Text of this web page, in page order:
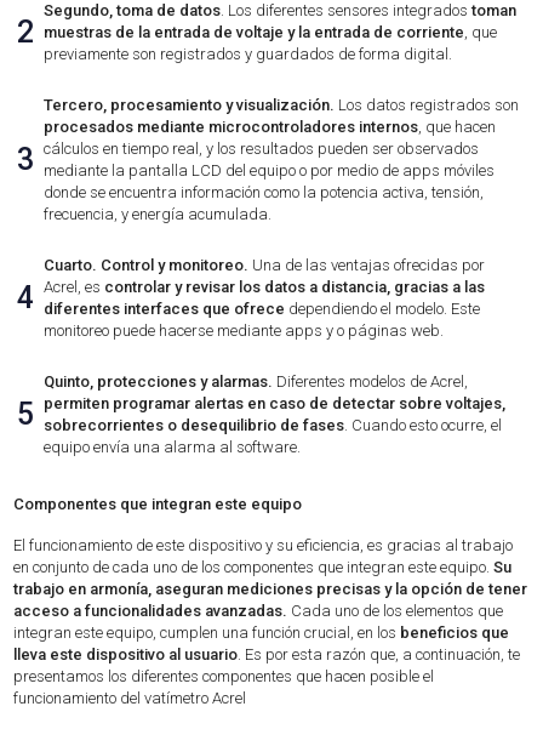
2
Segundo, toma de datos. Los diferentes sensores integrados toman
muestras de la entrada de voltaje y la entrada de corriente, que
previamente son registrados y guardados de forma digital.
3
Tercero, procesamiento y visualización. Los datos registrados son
procesados mediante microcontroladores internos, que hacen
cálculos en tiempo real, y los resultados pueden ser observados
mediante la pantalla LCD del equipo o por medio de apps móviles
donde se encuentra información como la potencia activa, tensión,
frecuencia, y energía acumulada.
4
Cuarto. Control y monitoreo. Una de las ventajas ofrecidas por
Acrel, es controlar y revisar los datos a distancia, gracias a las
diferentes interfaces que ofrece dependiendo el modelo. Este
monitoreo puede hacerse mediante apps y o páginas web.
5
Quinto, protecciones y alarmas. Diferentes modelos de Acrel,
permiten programar alertas en caso de detectar sobre voltajes,
sobrecorrientes o desequilibrio de fases. Cuando esto ocurre, el
equipo envía una alarma al software.
Componentes que integran este equipo
El funcionamiento de este dispositivo y su eficiencia, es gracias al trabajo
en conjunto de cada uno de los componentes que integran este equipo.Su
trabajo en armonía, aseguran mediciones precisas y la opción de tener
acceso a funcionalidades avanzadas. Cada uno de los elementos que
integran este equipo, cumplen una función crucial, en los beneficios que
lleva este dispositivo al usuario . Es por esta razón que, a continuación, te
presentamos los diferentes componentes que hacen posible el
funcionamiento del vatímetro Acrel